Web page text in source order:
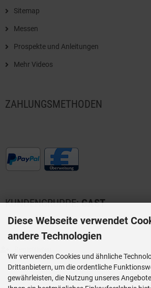
Sitemap
Messen
Prospekte und Anleitungen
Mehr Videos
ZAHLUNGSMETHODEN
KUNDENGRUPPE:GAST
Anmelden
Diese Webseite verwendet
andere Technologien
Wir verwenden Cookies und ähnliche
Drittanbietern, um die ordentliche
gewährleisten, die Nutzung unseres